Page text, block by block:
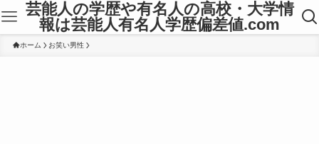
芸能人の学歴や有名人の高校・大学情
報は芸能人有名人学歴偏差値.com
ホーム お笑い男性